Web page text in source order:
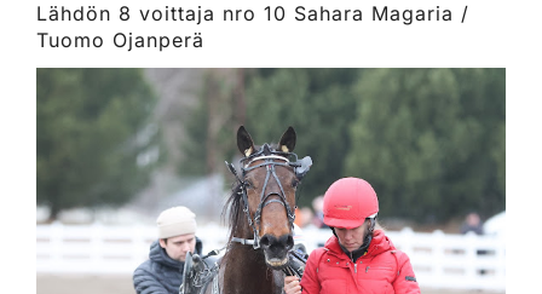
Lähdön 8 voittaja nro 10 Sahara Magaria /
Tuomo Ojanperä